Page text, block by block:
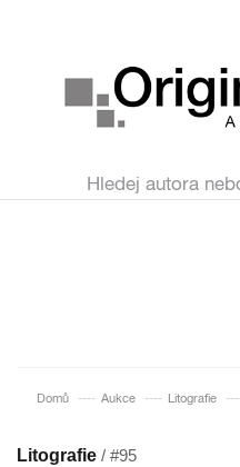
Domů Aukce Litografie
Litografie / #95